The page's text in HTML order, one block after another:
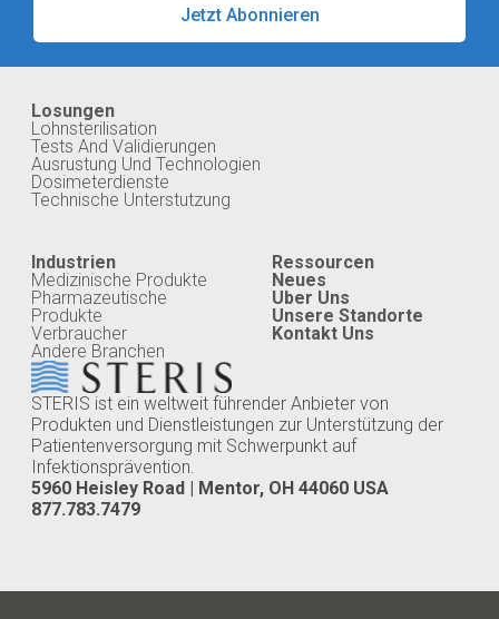
Jetzt Abonnieren
STERIS ist ein weltweit führender Anbieter von
Produkten und Dienstleistungen zur Unterstützung der
Patientenversorgung mit Schwerpunkt auf
Infektionsprävention.
5960 Heisley Road | Mentor, OH 44060 USA
877.783.7479
Losungen
Lohnsterilisation
Tests And Validierungen
Ausrustung Und Technologien
Dosimeterdienste
Technische Unterstutzung
Industrien
Medizinische Produkte
Pharmazeutische
Produkte
Verbraucher
Andere Branchen
Ressourcen
Neues
Uber Uns
Unsere Standorte
Kontakt Uns